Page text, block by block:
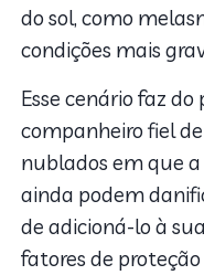
do sol, como
condições mais
Esse cenário faz
companheiro fiel
nublados em que
ainda podem
de adicioná-lo à
fatores de proteção